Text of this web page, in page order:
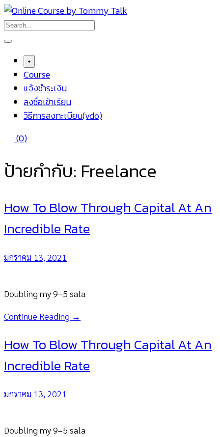
Skip
to
content
+
Course
แจ้งชำระเงิน
ลงชื่อเข้าเรียน
วิธีการลงทะเบียน(vdo)
(0)
ป้ายกำกับ: Freelance
How To Blow Through Capital At An
Incredible Rate
มกราคม 13, 2021
Doubling my 9–5 sala
Continue Reading →
How To Blow Through Capital At An
Incredible Rate
มกราคม 13, 2021
Doubling my 9–5 sala